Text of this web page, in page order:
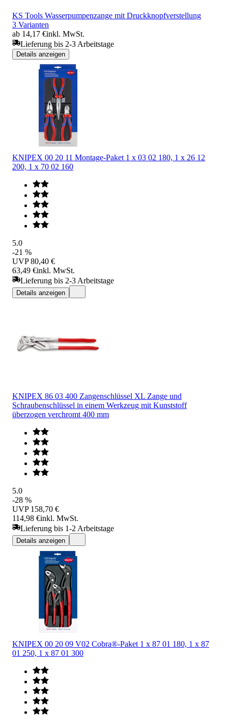
KS Tools Wasserpumpenzange mit Druckknopfverstellung
3 Varianten
ab 14,17 €inkl. MwSt.
Lieferung bis 2-3 Arbeitstage
Details anzeigen
KNIPEX 00 20 11 Montage-Paket 1 x 03 02 180, 1 x 26 12
200, 1 x 70 02 160
5.0
-21 %
UVP 80,40 €
63,49 €inkl. MwSt.
Lieferung bis 2-3 Arbeitstage
Details anzeigen
KNIPEX 86 03 400 Zangenschlüssel XL Zange und
Schraubenschlüssel in einem Werkzeug mit Kunststoff
überzogen verchromt 400 mm
5.0
-28 %
UVP 158,70 €
114,98 €inkl. MwSt.
Lieferung bis 1-2 Arbeitstage
Details anzeigen
KNIPEX 00 20 09 V02 Cobra®-Paket 1 x 87 01 180, 1 x 87
01 250, 1 x 87 01 300